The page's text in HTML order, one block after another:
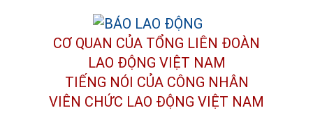
CƠ QUAN CỦA TỔNG LIÊN ĐOÀN
LAO ĐỘNG VIỆT NAM
TIẾNG NÓI CỦA CÔNG NHÂN
VIÊN CHỨC LAO ĐỘNG VIỆT NAM